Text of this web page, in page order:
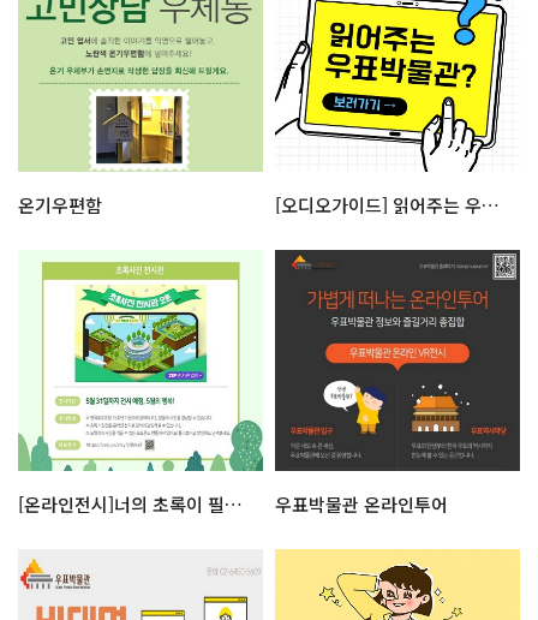
온기우편함 [오디오가이드] 읽어주는 우표박물관
[온라인전시]너의 초록이 필요해! 우표박물관 온라인투어